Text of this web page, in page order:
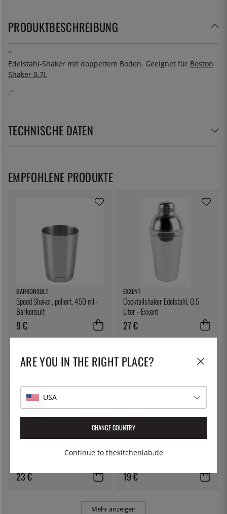
PRODUKTBESCHREIBUNG
"
Edelstahl-Shaker mit doppeltem Boden. Geeignet für Boston
Shaker 0.7L
."
TECHNISCHE DATEN
BARKONSULT
Speed Shaker, poliert, 450 ml -
Barkonsult
9 €
EXXENT
Cocktailshaker Edelstahl, 0,5
Liter - Exxent
27 €
Boston-Shaker 0,7 L
23 €
Heritage, Hawthorne Barsieb mit
19 €
Mehr anzeigen
EMPFOHLENE PRODUKTE
ARE YOU IN THE RIGHT PLACE?
USA
CHANGE COUNTRY
Continue to thekitchenlab.de